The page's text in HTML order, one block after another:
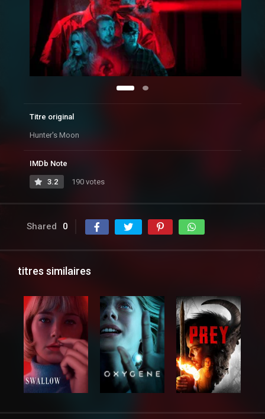
Titre original
Hunter's Moon
IMDb Note
3.2 190 votes
Shared 0
titres similaires